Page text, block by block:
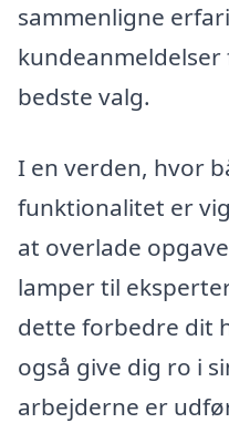
sammenligne
bedste valg.
I en verden, hvor
funktionalitet er
at overlade
lamper til
dette forbedre dit
også give dig ro i
arbejderne er